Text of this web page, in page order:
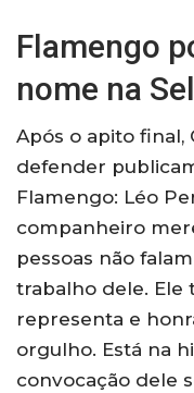
Flamengo
nome na
Após o apito final,
defender
Flamengo: Léo
companheiro
pessoas não
trabalho dele. Ele
representa e
orgulho. Está na
convocação dele